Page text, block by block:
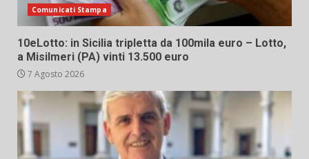
Comunicati Stampa
10eLotto: in Sicilia tripletta da 100mila euro – Lotto,
a Misilmeri (PA) vinti 13.500 euro
7 Agosto 2026